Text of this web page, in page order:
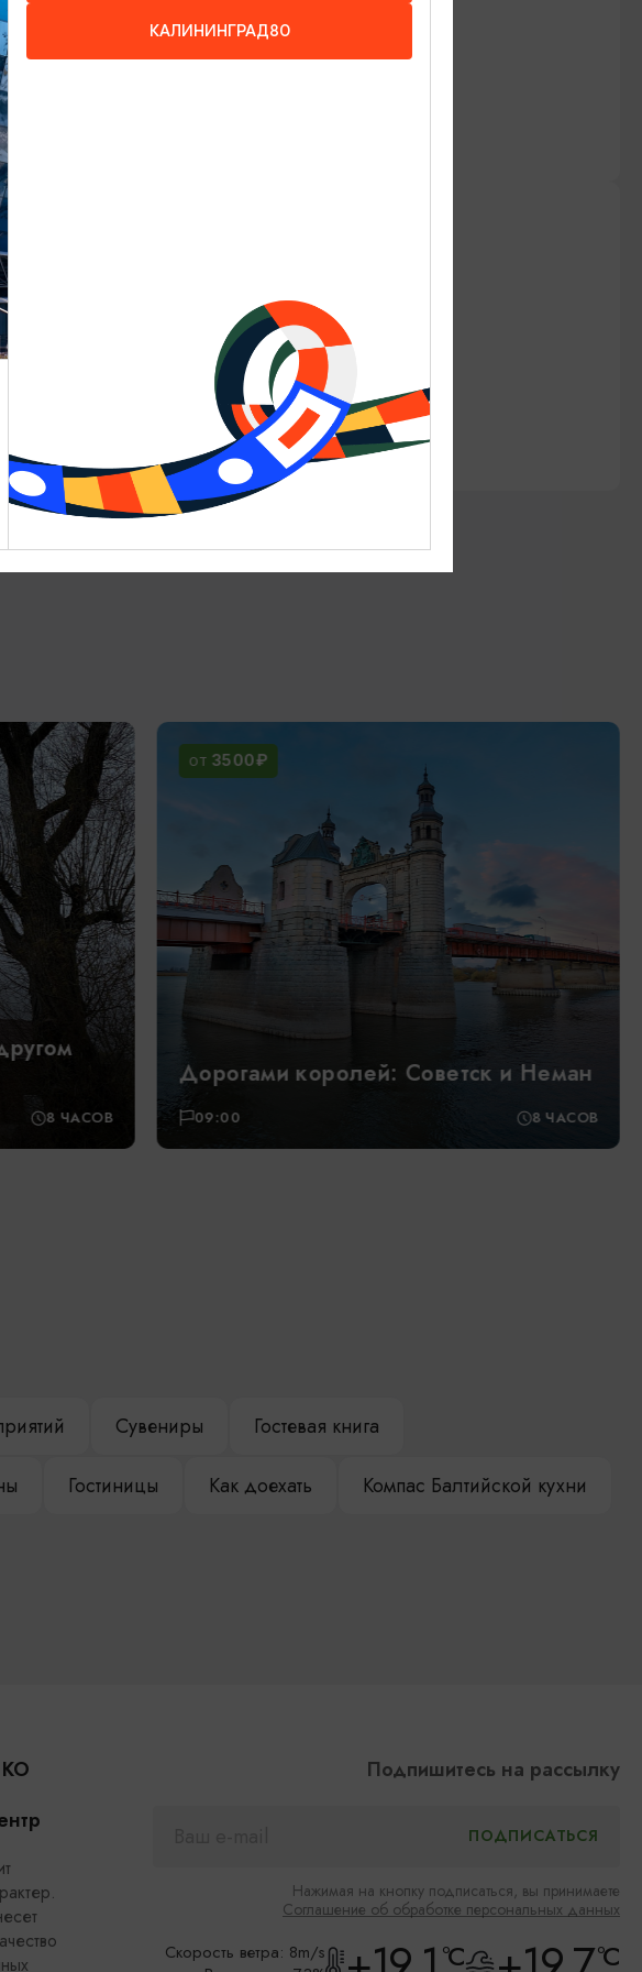
8 ЧАСОВ
ОТ 3500₽
Дорогами королей: Советск и Неман
09:00 8 ЧАСОВ
Сувениры Гостевая книга
Гостиницы Как доехать Компас Балтийской кухни
КО
Подпишитесь на рассылку
Нажимая на кнопку подписаться, вы принимаете
Соглашение об обработке персональных данных
Скорость ветра: 8m/s
°C °C
КАЛИНИНГРАД80